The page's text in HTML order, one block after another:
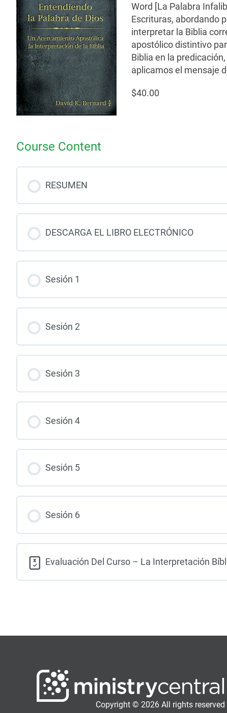
Word [La Palabra
Escrituras, abordando
interpretar la Biblia
apostólico distintivo
Biblia en la
aplicamos el mensaje
$40.00
Course Content
RESUMEN
DESCARGA EL LIBRO ELECTRÓNICO
Sesión 1
Sesión 2
Sesión 3
Sesión 4
Sesión 5
Sesión 6
Evaluación Del Curso – La Interpretación
Copyright © 2026 All rights reserved